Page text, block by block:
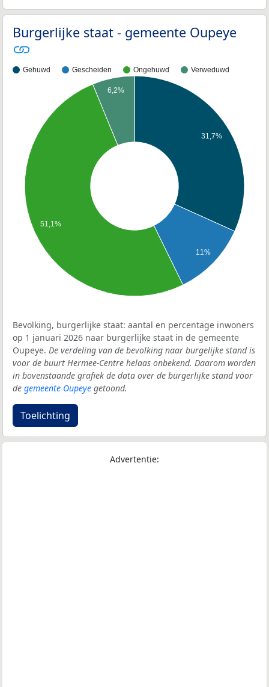
Burgerlijke staat - gemeente Oupeye
Gehuwd Gescheiden Ongehuwd Verweduwd
31,7%
11%
6,2%
51,1%
Bevolking, burgerlijke staat: aantal en percentage inwoners
op 1 januari 2026 naar burgerlijke staat in de gemeente
Oupeye. De verdeling van de bevolking naar burgelijke stand is
voor de buurt Hermee-Centre helaas onbekend. Daarom worden
in bovenstaande grafiek de data over de burgerlijke stand voor
de gemeente Oupeye getoond.
Toelichting
Advertentie: